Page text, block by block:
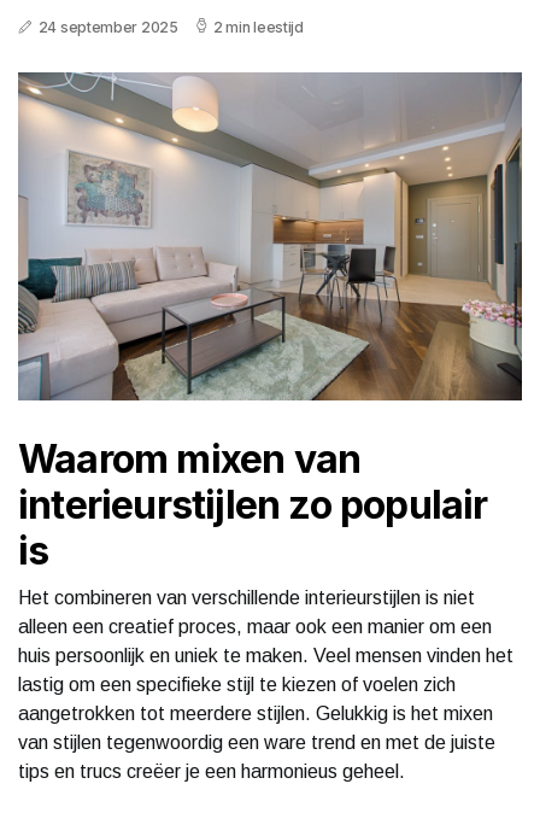
24 september 2025 2 min leestijd
Waarom mixen van
interieurstijlen zo populair
is
Het combineren van verschillende interieurstijlen is niet
alleen een creatief proces, maar ook een manier om een
huis persoonlijk en uniek te maken. Veel mensen vinden het
lastig om een specifieke stijl te kiezen of voelen zich
aangetrokken tot meerdere stijlen. Gelukkig is het mixen
van stijlen tegenwoordig een ware trend en met de juiste
tips en trucs creëer je een harmonieus geheel.